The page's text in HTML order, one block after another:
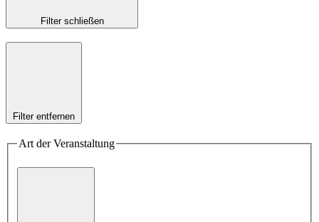
Filter schließen
Filter entfernen
Art der Veranstaltung